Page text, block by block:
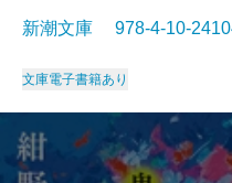
新潮文庫 978-4-10-
文庫電子書籍あり